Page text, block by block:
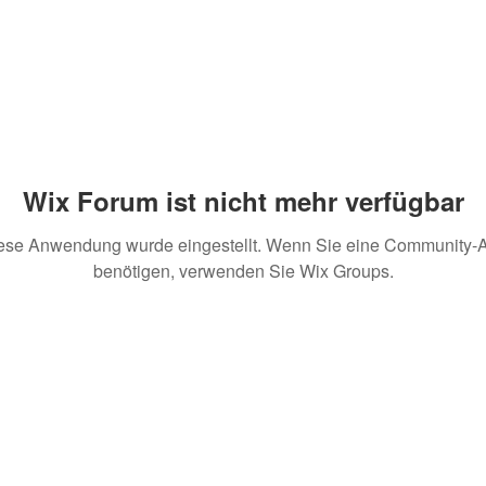
Wix Forum ist nicht mehr verfügbar
Anwendung wurde eingestellt. Wenn Sie eine Community-
benötigen, verwenden Sie Wix Groups.